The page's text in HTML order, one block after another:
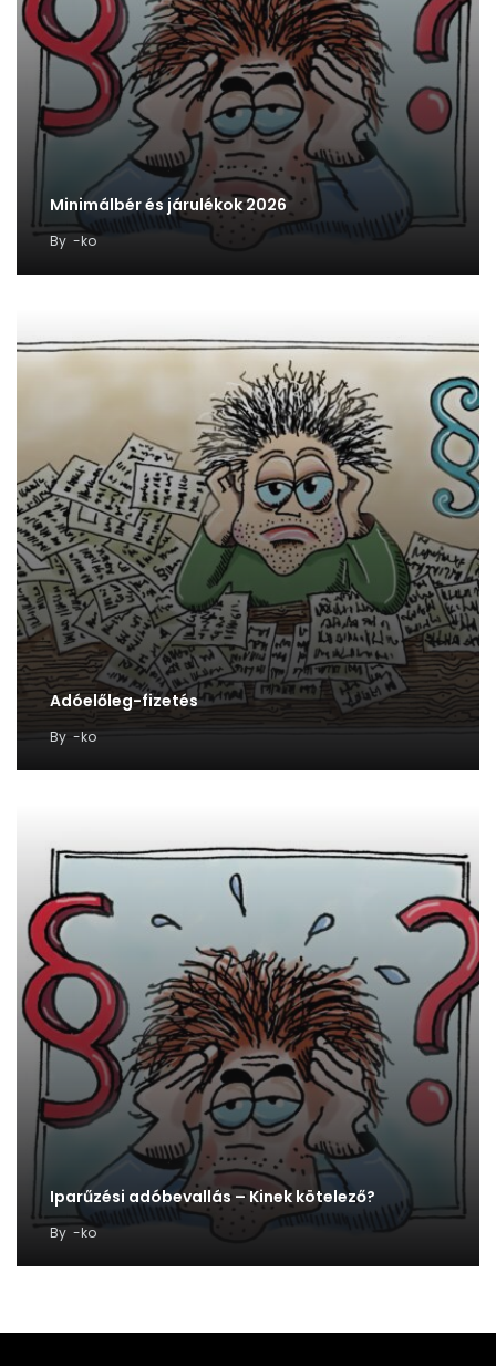
Minimálbér és járulékok 2026
By -ko
Adóelőleg-fizetés
By -ko
Iparűzési adóbevallás – Kinek kötelező?
By -ko